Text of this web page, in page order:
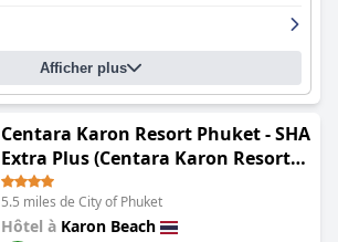
Afficher plus
Centara Karon Resort Phuket - SHA
Extra Plus (Centara Karon Resort
Phuket)
5.5 miles de City of Phuket
Hôtel à Karon Beach